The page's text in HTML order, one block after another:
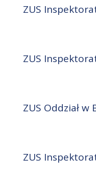
ZUS
ZUS
ZUS Oddział w
ZUS